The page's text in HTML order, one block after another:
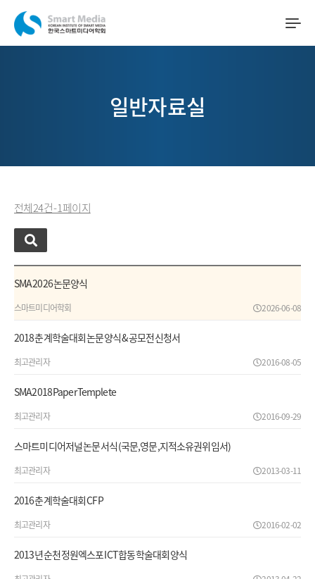
일반자료실
전체 24 건 - 1 페이지
SMA 2026 논문양식
스마트미디어학회 2026-06-08
2018 춘계학술대회 논문양식 & 공모전 신청서
최고관리자 2016-08-05
SMA2018 Paper Templete
최고관리자 2016-09-29
스마트미디어저널 논문 서식(국문,영문,지적소유권위임서)
최고관리자 2013-03-11
2016 춘계학술대회 CFP
최고관리자 2016-02-02
2013년 순천 정원엑스포 ICT 합동 학술대회 양식